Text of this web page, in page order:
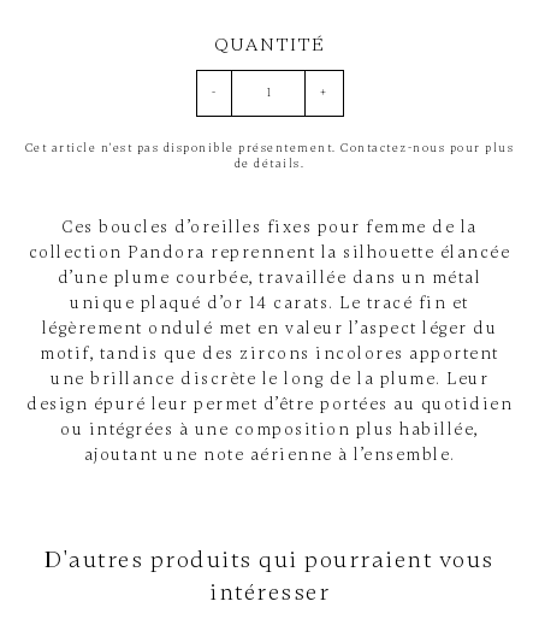
QUANTITÉ
- +
Cet article n'est pas disponible présentement. Contactez-nous pour plus
de détails.
Ces boucles d’oreilles fixes pour femme de la
collection Pandora reprennent la silhouette élancée
d’une plume courbée, travaillée dans un métal
unique plaqué d’or 14 carats. Le tracé fin et
légèrement ondulé met en valeur l’aspect léger du
motif, tandis que des zircons incolores apportent
une brillance discrète le long de la plume. Leur
design épuré leur permet d’être portées au quotidien
ou intégrées à une composition plus habillée,
ajoutant une note aérienne à l’ensemble.
D'autres produits qui pourraient vous
intéresser